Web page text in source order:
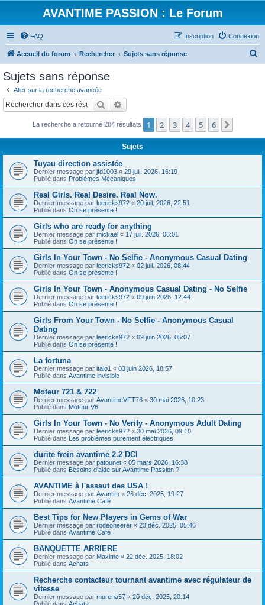
AVANTIME PASSION : Le Forum
FAQ Connexion
Inscription
Accueil du forum Rechercher Sujets sans réponse
c
Sujets sans réponse
Aller sur la recherche avancée
Rechercher
La recherche a retourné 284 résultats 1 2 3 4 5 6
Sujets
Tuyau direction assistée
Dernier message par jfd1003 « 29 juil. 2026, 16:19
Publié dans Problèmes Mécaniques
Real Girls. Real Desire. Real Now.
Dernier message par leericks972 « 20 juil. 2026, 22:51
Publié dans On se présente !
Girls who are ready for anything
Dernier message par mickael « 17 juil. 2026, 06:01
Publié dans On se présente !
Girls In Your Town - No Selfie - Anonymous Casual Dating
Dernier message par leericks972 « 02 juil. 2026, 08:44
Publié dans On se présente !
Girls In Your Town - Anonymous Casual Dating - No Selfie
Dernier message par leericks972 « 09 juin 2026, 12:44
Publié dans On se présente !
Girls From Your Town - No Selfie - Anonymous Casual
Dating
Dernier message par leericks972 « 09 juin 2026, 05:07
Publié dans On se présente !
La fortuna
Dernier message par italo1 « 03 juin 2026, 18:57
Publié dans Avantime invisible
Moteur 721 & 722
Dernier message par AvantimeVFT76 « 30 mai 2026, 10:23
Publié dans Moteur V6
Girls In Your Town - No Verify - Anonymous Adult Dating
Dernier message par leericks972 « 30 mai 2026, 09:10
Publié dans Les problèmes purement électriques
durite frein avantime 2.2 DCI
Dernier message par patounet « 05 mars 2026, 16:38
Publié dans Besoins d'aide sur Avantime Passion ?
AVANTIME à l'assaut des USA !
Dernier message par Avantim « 26 déc. 2025, 19:27
Publié dans Avantime Café
Best Tips for New Players in Gems of War
Dernier message par rodeoneerer « 23 déc. 2025, 05:46
Publié dans Avantime Café
BANQUETTE ARRIERE
Dernier message par Maxime « 22 déc. 2025, 18:02
Publié dans Achats
Recherche contacteur tournant avantime avec régulateur de
vitesse
Dernier message par murena57 « 20 déc. 2025, 20:14
Publié dans Achats